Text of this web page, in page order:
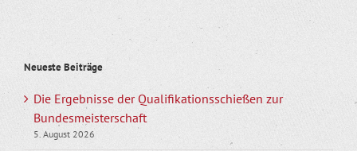
Neueste Beiträge
Die Ergebnisse der Qualifikationsschießen zur
Bundesmeisterschaft
5. August 2026